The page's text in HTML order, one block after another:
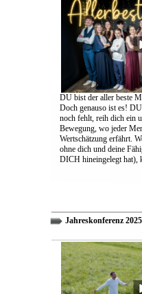
DU bist der aller beste
Doch genauso ist es!
noch fehlt, reih dich ein
Bewegung, wo jeder
Wertschätzung erfährt.
ohne dich und deine
DICH hineingelegt
Jahreskonferenz 2025